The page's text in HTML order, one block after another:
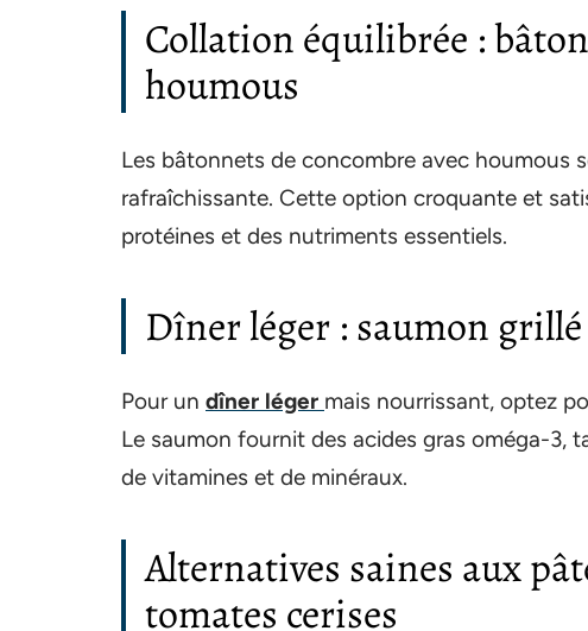
Collation équilibrée :
houmous
Les bâtonnets de concombre avec houmous
rafraîchissante. Cette option croquante et
protéines et des nutriments essentiels.
Dîner léger : saumon
Pour un dîner léger mais nourrissant, optez
Le saumon fournit des acides gras oméga-3,
de vitamines et de minéraux.
Alternatives saines aux
tomates cerises